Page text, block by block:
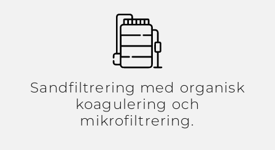
Sandfiltrering med organisk
koagulering och
mikrofiltrering.